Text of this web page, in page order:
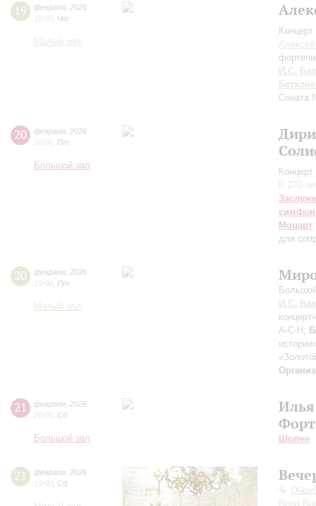
19 февраля 2026
19:00 Чт
Малый зал
И.С. Бах
Соната
20 февраля 2026
20:00 Пт
Большой зал
К 270-
Моцарт
для
20 февраля 2026
19:00 Пт
Малый зал
И.С. Бах
A-C-H;
21 февраля 2026
20:00 Сб
Большой зал Шопен:
21 февраля 2026
19:00 Сб
Вера